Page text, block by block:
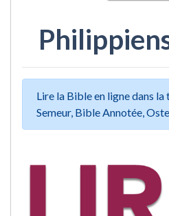
Lire la Bible en ligne dans
Semeur, Bible Annotée,